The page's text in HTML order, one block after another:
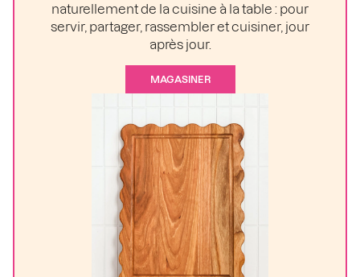
naturellement de la cuisine à la table : pour
servir, partager, rassembler et cuisiner, jour
après jour.
MAGASINER